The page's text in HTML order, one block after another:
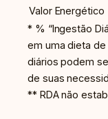
Valor Energético
* % “Ingestão
em uma dieta de
diários podem
de suas
** RDA não